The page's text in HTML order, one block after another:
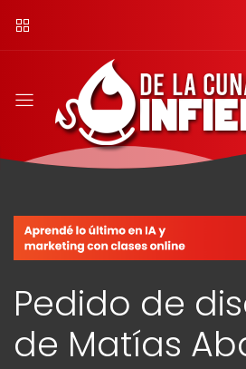
Pedido de
de Matías